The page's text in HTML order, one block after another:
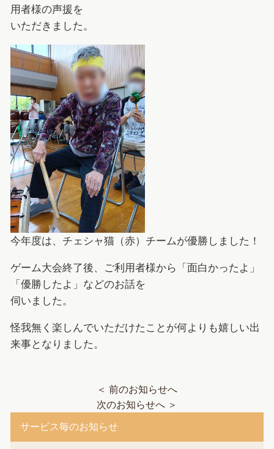
用者様の声援を
いただきました。
今年度は、チェシャ猫（赤）チームが優勝しました！
ゲーム大会終了後、ご利用者様から「面白かったよ」
「優勝したよ」などのお話を
伺いました。
怪我無く楽しんでいただけたことが何よりも嬉しい出
来事となりました。
＜ 前のお知らせへ
次のお知らせへ ＞
サービス毎のお知らせ